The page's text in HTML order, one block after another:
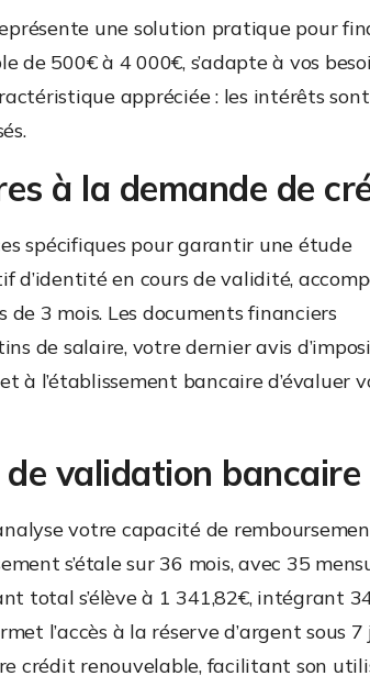
une solution pratique pour
de 500€ à 4 000€, s’adapte à vos
appréciée : les intérêts sont
à la demande de
spécifiques pour garantir une étude
d’identité en cours de validité,
3 mois. Les documents financiers
de salaire, votre dernier avis
à l’établissement bancaire d’évaluer
validation bancaire
votre capacité de
s’étale sur 36 mois, avec 35
total s’élève à 1 341,82€, intégrant
l’accès à la réserve d’argent sous 7
crédit renouvelable, facilitant son